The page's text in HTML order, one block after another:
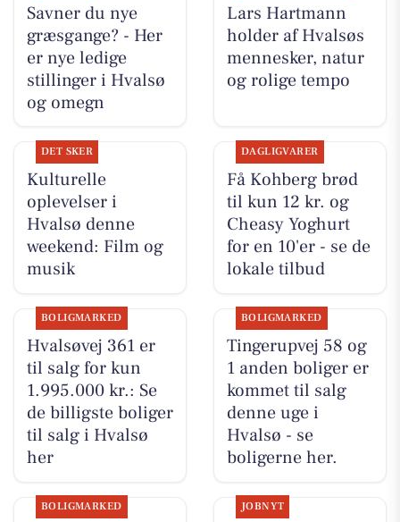
Savner du nye
græsgange? - Her
er nye ledige
stillinger i Hvalsø
og omegn
Lars Hartmann
holder af Hvalsøs
mennesker, natur
og rolige tempo
DET SKER
Kulturelle
oplevelser i
Hvalsø denne
weekend: Film og
musik
DAGLIGVARER
Få Kohberg brød
til kun 12 kr. og
Cheasy Yoghurt
for en 10'er - se de
lokale tilbud
BOLIGMARKED
Hvalsøvej 361 er
til salg for kun
1.995.000 kr.: Se
de billigste boliger
til salg i Hvalsø
her
BOLIGMARKED
Tingerupvej 58 og
1 anden boliger er
kommet til salg
denne uge i
Hvalsø - se
boligerne her.
BOLIGMARKED JOBNYT